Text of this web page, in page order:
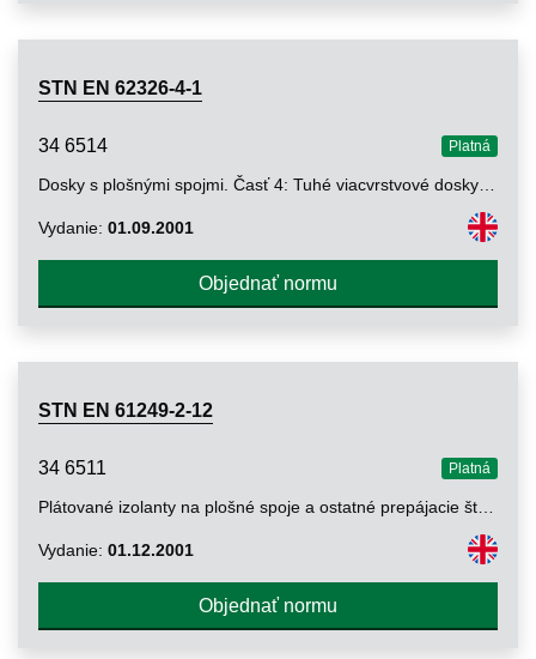
STN EN 62326-4-1
34 6514 Platná
Vydanie: 01.09.2001
Objednať normu
STN EN 61249-2-12
34 6511 Platná
Vydanie: 01.12.2001
Objednať normu